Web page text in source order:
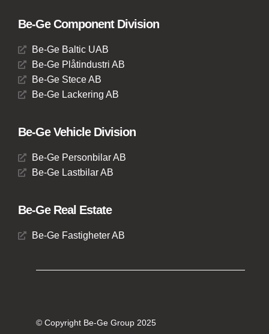
Be-Ge Component Division
Be-Ge Baltic UAB
Be-Ge Plåtindustri AB
Be-Ge Stece AB
Be-Ge Lackering AB
Be-Ge Vehicle Division
Be-Ge Personbilar AB
Be-Ge Lastbilar AB
Be-Ge Real Estate
Be-Ge Fastigheter AB
© Copyright Be-Ge Group 2025